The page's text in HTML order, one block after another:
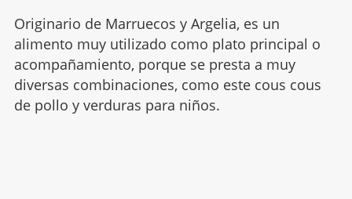
Originario de Marruecos y Argelia, es un
alimento muy utilizado como plato principal o
acompañamiento, porque se presta a muy
diversas combinaciones, como este cous cous
de pollo y verduras para niños.